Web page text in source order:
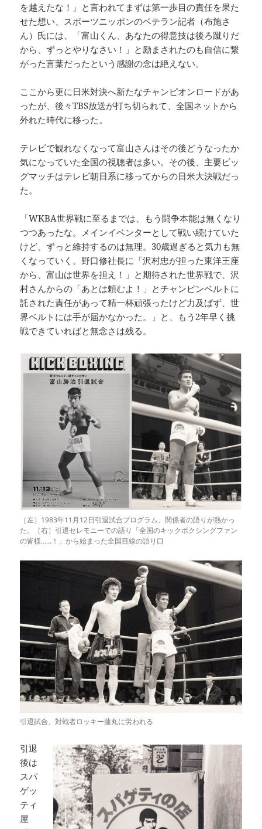
を越えたな！」と言われてまずは第一歩目の責任を果た
せた想い、スポーツニッポンのベテラン記者（布施さ
ん）氏には、「富山くん、あなたの得意技は後ろ蹴りだ
から、ずっとやりなさい！」と励まされたのも自信に繋
がった言葉だったという感謝の念は絶えない。
ここから更に日米対決へ新たなチャンピオンロードがあ
ったが、後々TBS放送が打ち切られて、全国ネットから
外れた時代に移った。
テレビで観れなくなって富山さんはその後どうなったか
気になっていた全国の視聴者は多い。その後、主要ビッ
グマッチはテレビ朝日系に移ってからの日米大決戦だっ
た。
「WKBA世界戦に至るまでは、もう闘争本能は無くなり
つつあったな。メインイベンターとして戦い続けていた
けど、ずっと維持するのは無理。30歳過ぎると気力も無
くなっていく。野口修社長に「沢村忠が担った東洋王座
から、富山は世界を担え！」と期待された世界戦で、沢
村さんからの「あとは頼むよ！」とチャンピンベルトに
託された責任があって精一杯頑張ったけど力及ばず、世
界ベルトには手が届かなかった。」と、もう2年早く挑
戦できていればと無念さは残る。
［左］1983年11月12日引退試合プログラム、関係者の語りが熱かっ
た。［右］引退セレモニーでの語り「全国のキックボクシングファン
の皆様……！」から始まった全国目線の語り口
引退試合、対戦者ロッキー藤丸に労われる
引退
後は
スパ
ゲッ
ティ
屋